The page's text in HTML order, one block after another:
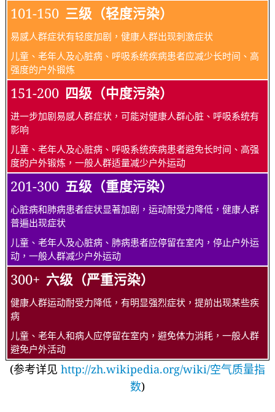
101-150 三级（轻度污染）
易感人群症状有轻度加剧，健康人群出现刺激症状
儿童、老年人及心脏病、呼吸系统疾病患者应减少长时间、高
强度的户外锻炼
151-200 四级（中度污染）
进一步加剧易感人群症状，可能对健康人群心脏、呼吸系统有
影响
儿童、老年人及心脏病、呼吸系统疾病患者避免长时间、高强
度的户外锻炼，一般人群适量减少户外运动
201-300 五级（重度污染）
心脏病和肺病患者症状显著加剧，运动耐受力降低，健康人群
普遍出现症状
儿童、老年人及心脏病、肺病患者应停留在室内，停止户外运
动，一般人群减少户外运动
300+ 六级（严重污染）
健康人群运动耐受力降低，有明显强烈症状，提前出现某些疾
病
儿童、老年人和病人应停留在室内，避免体力消耗，一般人群
避免户外活动
(参考详见 http://zh.wikipedia.org/wiki/空气质量指
数)